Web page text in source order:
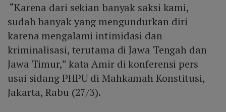
“Karena dari sekian banyak saksi kami,
sudah banyak yang mengundurkan diri
karena mengalami intimidasi dan
kriminalisasi, terutama di Jawa Tengah dan
Jawa Timur,” kata Amir di konferensi pers
usai sidang PHPU di Mahkamah Konstitusi,
Jakarta, Rabu (27/3).